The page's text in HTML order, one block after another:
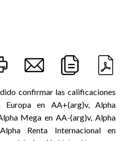
confirmar las calificaciones
en AA+(arg)v, Alpha
Mega en AA-(arg)v, Alpha
Renta Internacional en